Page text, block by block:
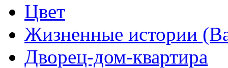
Цвет
Жизненные истории
Дворец-дом-квартира